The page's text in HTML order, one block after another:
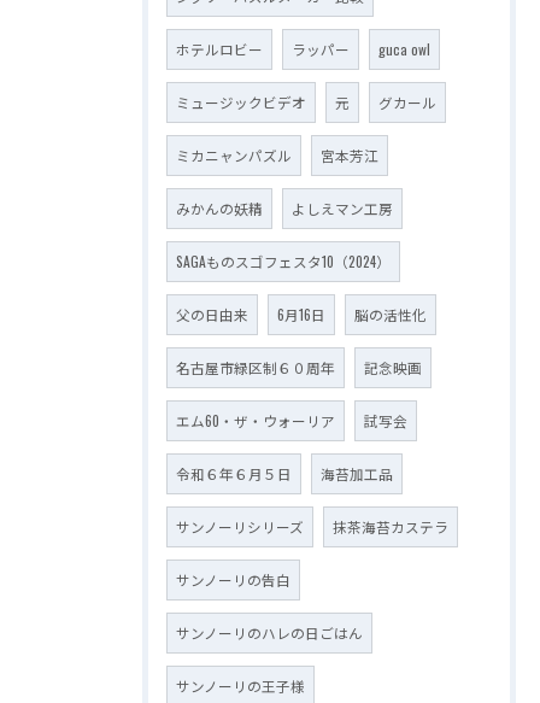
ホテルロビー ラッパー guca owl
ミュージックビデオ 元 グカール
ミカニャンパズル 宮本芳江
みかんの妖精 よしえマン工房
SAGAものスゴフェスタ10（2024）
父の日由来 6月16日 脳の活性化
名古屋市緑区制６０周年 記念映画
エム60・ザ・ウォーリア 試写会
令和６年６月５日 海苔加工品
サンノーリシリーズ 抹茶海苔カステラ
サンノーリの告白
サンノーリのハレの日ごはん
サンノーリの王子様